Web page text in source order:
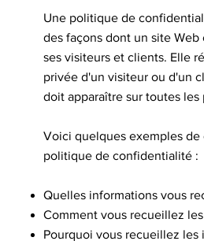
Une politique de
des façons dont un site
ses visiteurs et clients. Elle
privée d'un visiteur ou d'un
doit apparaître sur toutes les
Voici quelques exemples
politique de confidentialité :
Quelles informations vous
Comment vous recueillez
Pourquoi vous recueillez les